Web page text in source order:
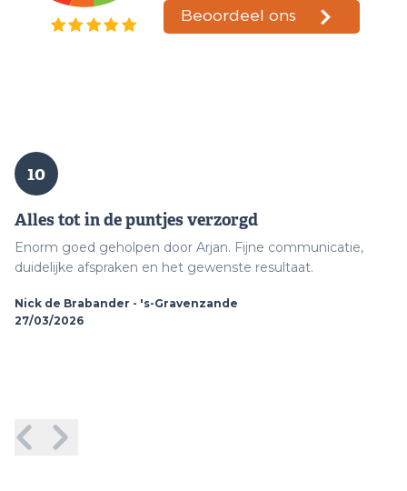
10
Alles tot in de puntjes verzorgd
Enorm goed geholpen door Arjan. Fijne communicatie,
duidelijke afspraken en het gewenste resultaat.
Nick de Brabander - 's-Gravenzande
27/03/2026